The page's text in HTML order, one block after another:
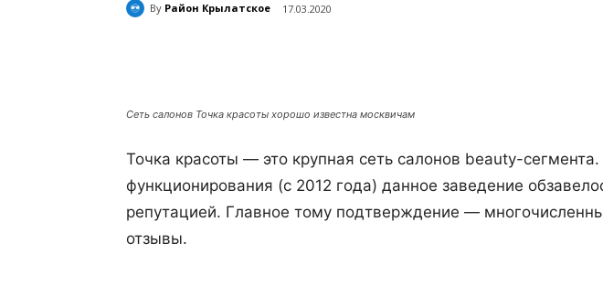
By Район Крылатское 17.03.2020
Сеть салонов Точка красоты хорошо известна москвичам
Точка красоты — это крупная сеть салонов beauty-
функционирования (с 2012 года) данное заведение
репутацией. Главное тому подтверждение —
отзывы.